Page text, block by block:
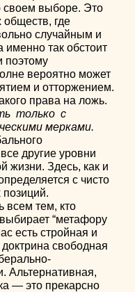
своем выборе. Это
обществ, где
случайным и
так обстоит
поэтому
вероятно может
и отторжением.
права на ложь.
только с
мерками.
другие уровни
жизни. Здесь, как и
с чисто
всем тем, кто
“метафору
есть стройная и
свободная
Альтернативная,
— это прекарсно